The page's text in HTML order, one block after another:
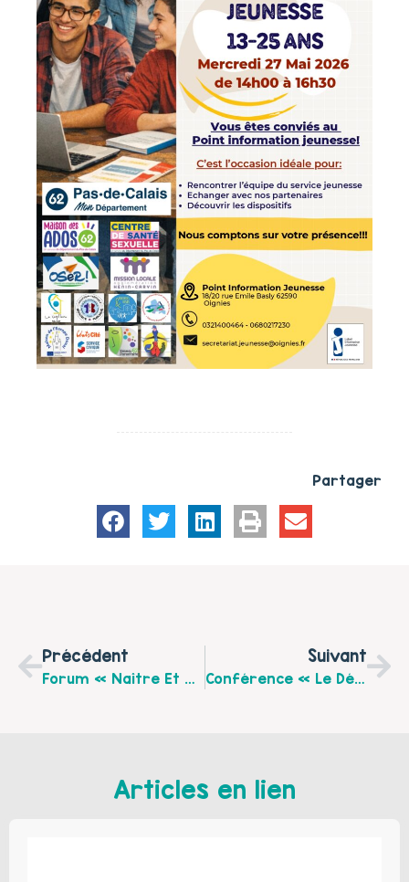
Partager
Précédent
Forum « Naître Et Grandir Avec Le Département » Le Lundi 1er Juin 2026 À Hénin-Beaumont
Suivant
Conférence « Le Désamour, De La Maltraitance À La Résilience À Travers Le Regard Systémique «
Articles en lien